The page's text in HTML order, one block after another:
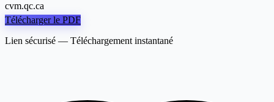
cvm.qc.ca
Télécharger le PDF
Lien sécurisé — Téléchargement instantané